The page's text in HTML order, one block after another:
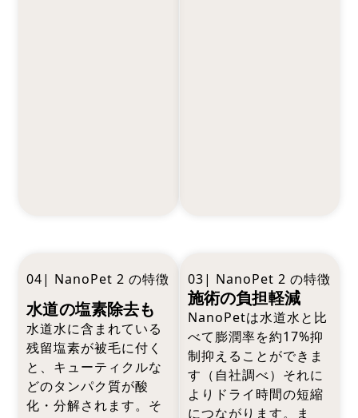
04| NanoPet 2 の特徴
水道の塩素除去も
水道水に含まれている
残留塩素が被毛に付く
と、キューティクルな
どのタンパク質が酸
化・分解されます。そ
03| NanoPet 2 の特徴
施術の負担軽減
NanoPetは水道水と比
べて膨潤率を約17%抑
制抑えることができま
す（自社調べ）それに
よりドライ時間の短縮
につながります。ま